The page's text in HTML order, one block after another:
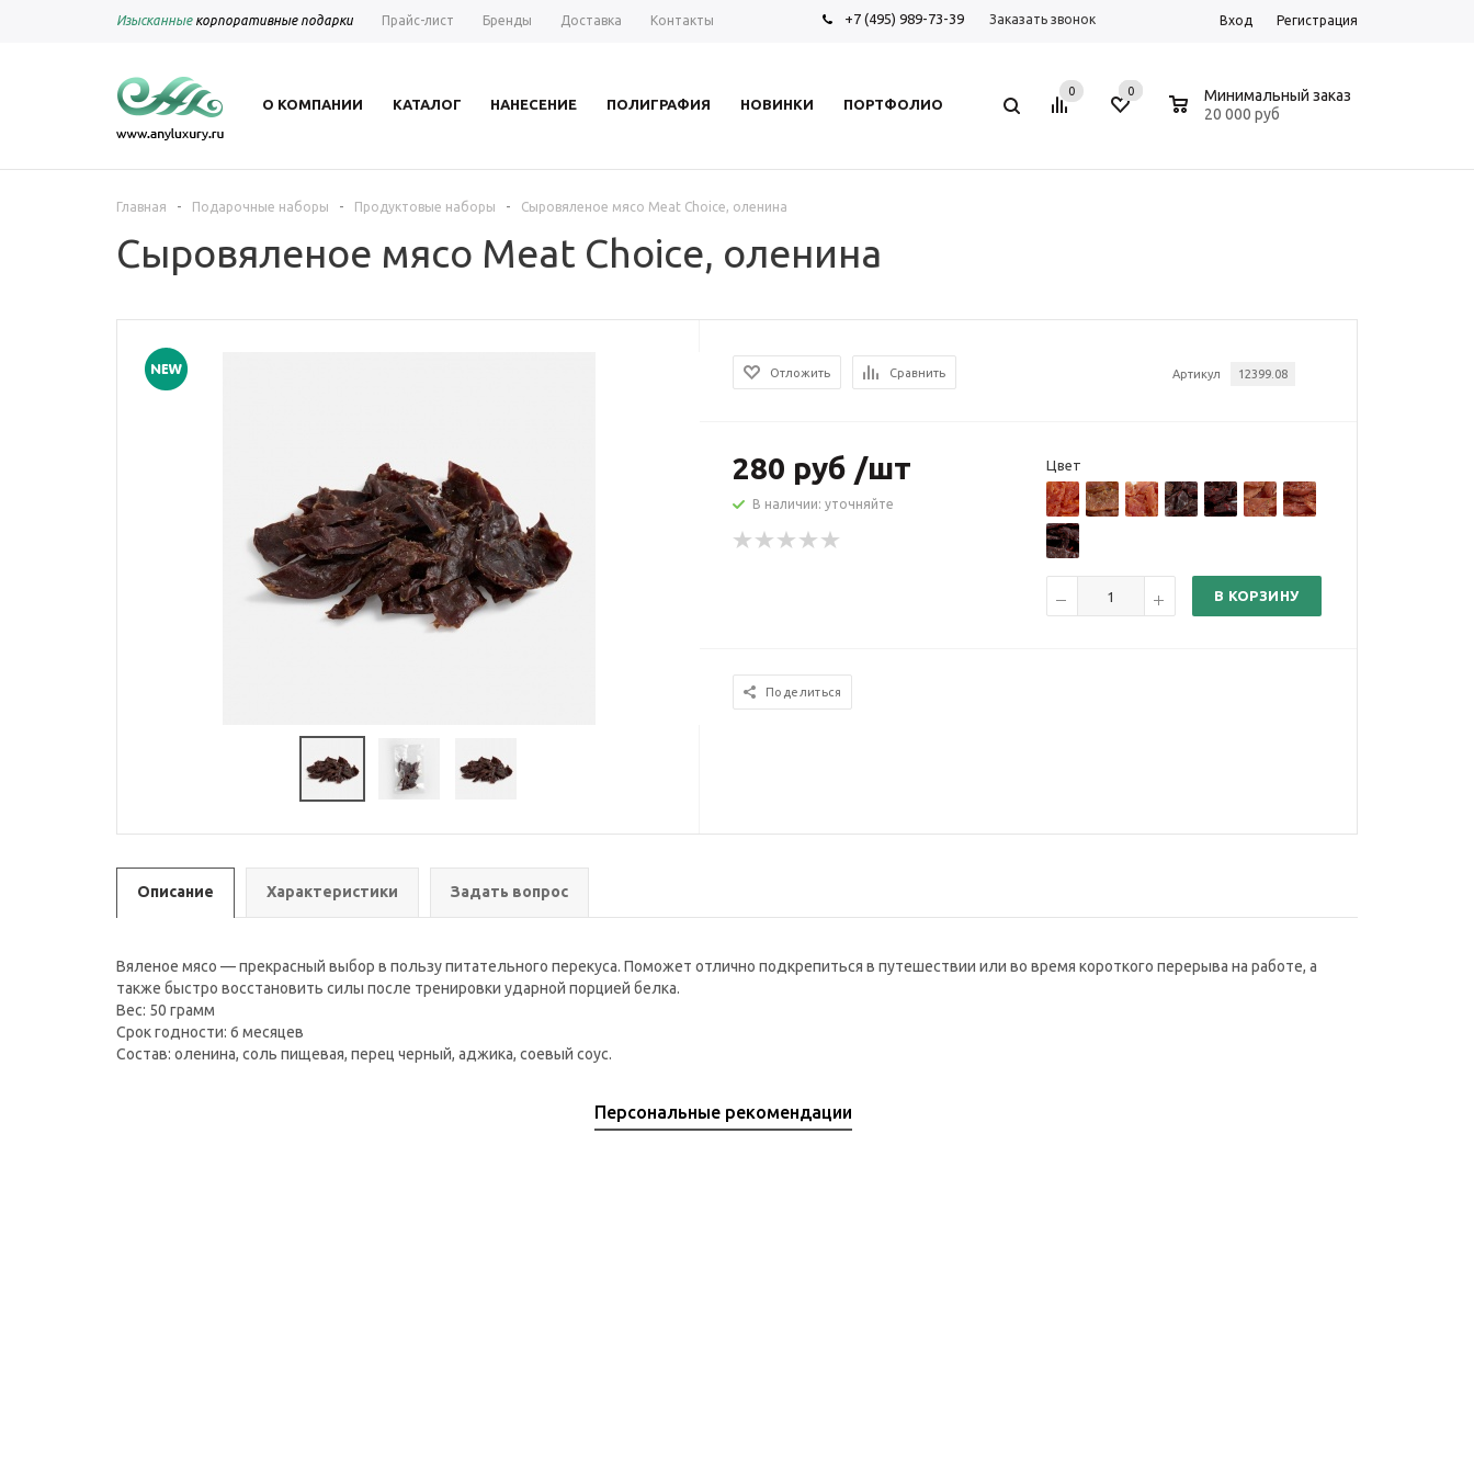
Изысканныекорпоративные подарки Прайс-лист Бренды Доставка Контакты +7 (495) 989-73-39 Заказать звонок Вход Регистрация
О КОМПАНИИ КАТАЛОГ НАНЕСЕНИЕ ПОЛИГРАФИЯ НОВИНКИ ПОРТФОЛИО
0 0
Минимальный заказ
20 000 руб
Главная - Подарочные наборы - Продуктовые наборы - Сыровяленое мясо Meat Choice, оленина
Сыровяленое мясо Meat Choice, оленина
Артикул 12399.08
Отложить Сравнить
280 руб /шт
В наличии: уточняйте
Цвет
В КОРЗИНУ
Поделиться
Описание Характеристики Задать вопрос
Вяленое мясо — прекрасный выбор в пользу питательного перекуса. Поможет отлично подкрепиться в путешествии или во время короткого перерыва на работе, а
также быстро восстановить силы после тренировки ударной порцией белка.
Вес: 50 грамм
Срок годности: 6 месяцев
Состав: оленина, соль пищевая, перец черный, аджика, соевый соус.
Персональные рекомендации